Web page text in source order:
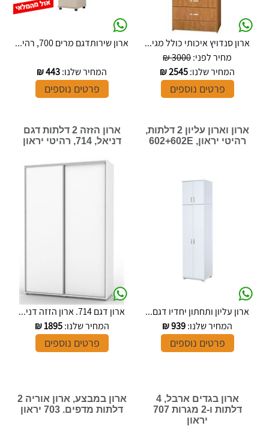
ארון סנדויץ איכותי כולל מגי...
מחיר לפני:3000 ₪
המחיר שלנו:2545
₪
פרטים נוספים
ארון שירותדגם מרים 700, רהי...
המחיר שלנו:443
₪
פרטים נוספים
ארון וארון עליון 2 דלתות,
רהיטי יראון, 602+602E
ארון עליון ותחתון יחדיו דגם...
המחיר שלנו:939
₪
פרטים נוספים
ארון הזזה 2 דלתות דגם
דניאל, 714, רהיטי יראון
ארון דגם 714. ארון הזזה דני...
המחיר שלנו:1895
₪
פרטים נוספים
ארון בגדים ארבל, 4
דלתות ו-2 מגרות 707
יראון
ארון במבצע, ארון אוריה 2
דלתות מדפים. 703 יראון